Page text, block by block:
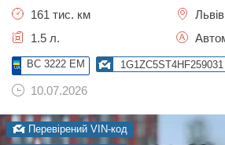
161 тис. км
Львів
1.5 л.
BC 3222 EM 1G1ZC5ST4HF259031
10.07.2026
Перевірений VIN-код